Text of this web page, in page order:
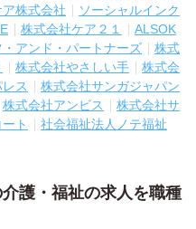
株式会社
ソーシャルインク
株式会社ケア２１
ALSOK
アンド・パートナーズ
株式
株式会社やさしい手
株式会
ス
株式会社サンガジャパン
株式会社アンビス
株式会社サ
ト
社会福祉法人ノテ福祉
護・福祉の求人を職種